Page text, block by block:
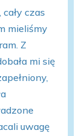
czas
mieliśmy
Z
mi się
uwagę